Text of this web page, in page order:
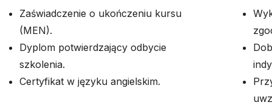
Zaświadczenie o ukończeniu kursu
(MEN).
Dyplom potwierdzający odbycie
szkolenia.
Certyfikat w języku angielskim.